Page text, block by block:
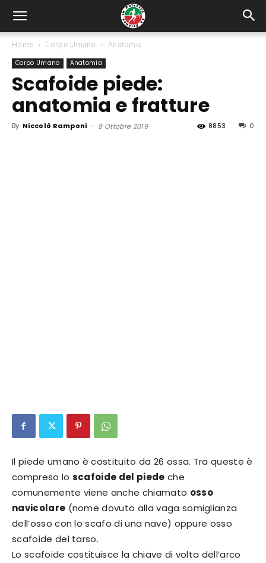
Home Corpo Umano Anatomia
Corpo Umano Anatomia
Scafoide piede:
anatomia e fratture
By Niccolò Ramponi - 8 Ottobre 2019 0
8853
Il piede umano è costituito da 26 ossa. Tra queste è
compreso lo scafoide del piede che
comunemente viene anche chiamato osso
navicolare (nome dovuto alla vaga somiglianza
dell’osso con lo scafo di una nave) oppure osso
scafoide del tarso.
Lo scafoide costituisce la chiave di volta dell’arco